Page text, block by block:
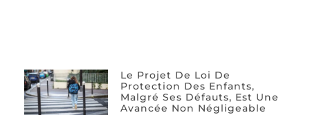
Le Projet De Loi De
Protection Des Enfants,
Malgré Ses Défauts, Est Une
Avancée Non Négligeable